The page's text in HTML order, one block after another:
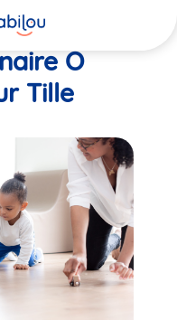
O
Tille